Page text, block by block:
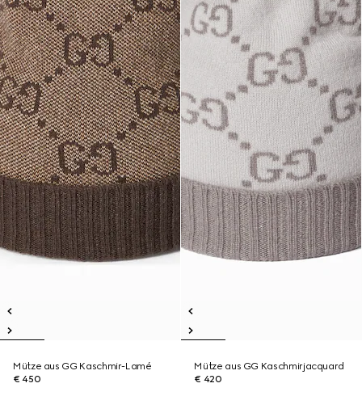
Mütze aus GG Kaschmir-Lamé
€ 450
Mütze aus GG Kaschmirjacquard
€ 420